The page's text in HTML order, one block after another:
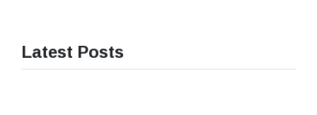
Latest Posts